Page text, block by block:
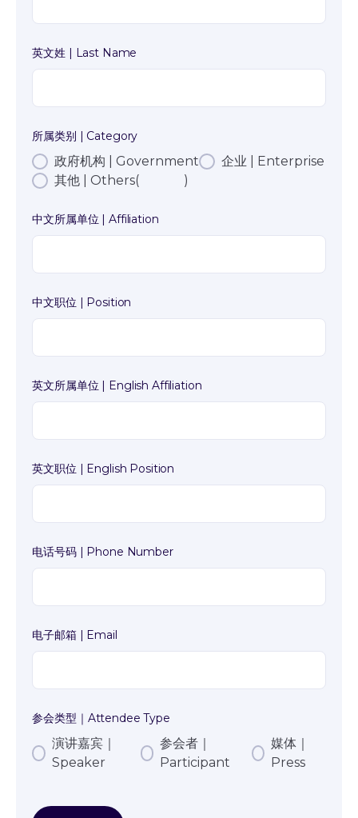
英文姓 | Last Name
所属类别 | Category
政府机构 | Government
企业 | Enterprise
其他 | Others( )
中文所属单位 | Affiliation
中文职位 | Position
英文所属单位 | English Affiliation
英文职位 | English Position
电话号码 | Phone Number
电子邮箱 | Email
参会类型｜Attendee Type
演讲嘉宾｜
Speaker
参会者｜
Participant
媒体｜
Press